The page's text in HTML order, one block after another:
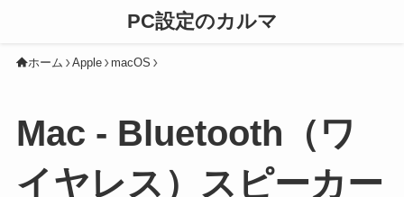
PC設定のカルマ
ホーム Apple macOS
Mac - Bluetooth（ワ
イヤレス）スピーカー